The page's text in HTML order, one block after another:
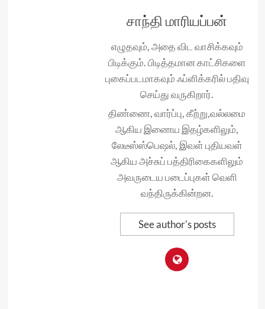
சாந்தி மாரியப்பன்
எழுதவும், அதை விட வாசிக்கவும்
பிடிக்கும். பிடித்தமான காட்சிகளை
புகைப்படமாகவும் ஃப்ளிக்கரில் பதிவு
செய்து வருகிறார்.
திண்ணை, வார்ப்பு, கீற்று,வல்லமை
ஆகிய இணைய இதழ்களிலும்,
லேடீஸ்ஸ்பெஷல், இவள் புதியவள்
ஆகிய அச்சுப் பத்திரிகைகளிலும்
அவருடைய படைப்புகள் வெளி
வந்திருக்கின்றன.
See author's posts